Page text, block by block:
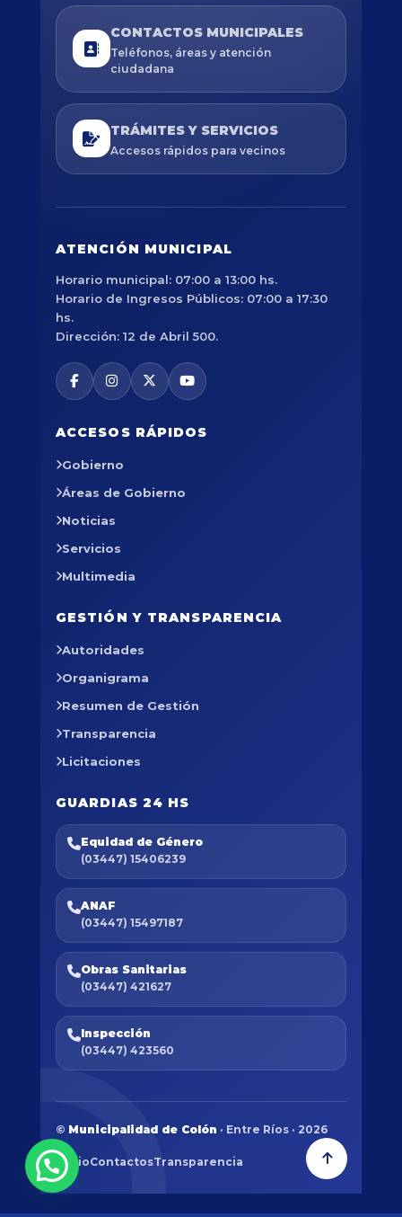
CONTACTOS MUNICIPALES
Teléfonos, áreas y atención
ciudadana
TRÁMITES Y SERVICIOS
Accesos rápidos para vecinos
ATENCIÓN MUNICIPAL
Horario municipal: 07:00 a 13:00 hs.
Horario de Ingresos Públicos: 07:00 a 17:30
hs.
Dirección: 12 de Abril 500.
ACCESOS RÁPIDOS
Gobierno
Áreas de Gobierno
Noticias
Servicios
Multimedia
GESTIÓN Y TRANSPARENCIA
Autoridades
Organigrama
Resumen de Gestión
Transparencia
Licitaciones
GUARDIAS 24 HS
Equidad de Género
(03447) 15406239
ANAF
(03447) 15497187
Obras Sanitarias
(03447) 421627
Inspección
(03447) 423560
© Municipalidad de Colón · Entre Ríos · 2026
InicioContactosTransparencia